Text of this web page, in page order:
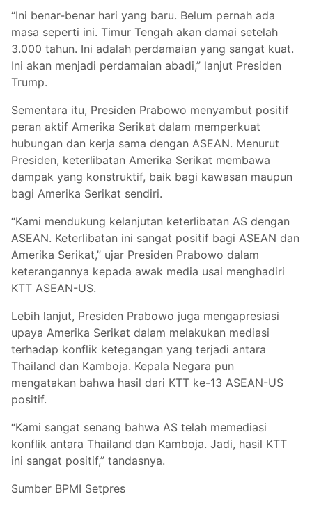
“Ini benar-benar hari yang baru. Belum pernah ada
masa seperti ini. Timur Tengah akan damai setelah
3.000 tahun. Ini adalah perdamaian yang sangat kuat.
Ini akan menjadi perdamaian abadi,” lanjut Presiden
Trump.
Sementara itu, Presiden Prabowo menyambut positif
peran aktif Amerika Serikat dalam memperkuat
hubungan dan kerja sama dengan ASEAN. Menurut
Presiden, keterlibatan Amerika Serikat membawa
dampak yang konstruktif, baik bagi kawasan maupun
bagi Amerika Serikat sendiri.
“Kami mendukung kelanjutan keterlibatan AS dengan
ASEAN. Keterlibatan ini sangat positif bagi ASEAN dan
Amerika Serikat,” ujar Presiden Prabowo dalam
keterangannya kepada awak media usai menghadiri
KTT ASEAN-US.
Lebih lanjut, Presiden Prabowo juga mengapresiasi
upaya Amerika Serikat dalam melakukan mediasi
terhadap konflik ketegangan yang terjadi antara
Thailand dan Kamboja. Kepala Negara pun
mengatakan bahwa hasil dari KTT ke-13 ASEAN-US
positif.
“Kami sangat senang bahwa AS telah memediasi
konflik antara Thailand dan Kamboja. Jadi, hasil KTT
ini sangat positif,” tandasnya.
Sumber BPMI Setpres